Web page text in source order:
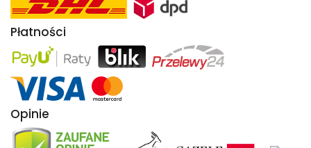
Płatności
Opinie